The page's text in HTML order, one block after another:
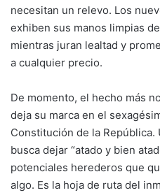
necesitan un relevo. Los
exhiben sus manos limpias
mientras juran lealtad y
a cualquier precio.
De momento, el hecho más
deja su marca en el
Constitución de la
busca dejar “atado y bien
potenciales herederos que
algo. Es la hoja de ruta del